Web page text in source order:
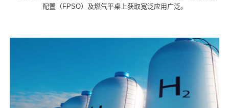
配置（FPSO）及燃气平桌上获取宽泛应用广泛。